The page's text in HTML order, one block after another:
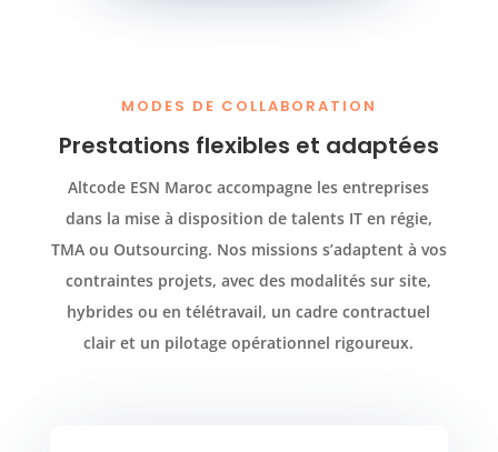
MODES DE COLLABORATION
Prestations flexibles et adaptées
Altcode ESN Maroc accompagne les entreprises
dans la mise à disposition de talents IT en régie,
TMA ou Outsourcing. Nos missions s’adaptent à vos
contraintes projets, avec des modalités sur site,
hybrides ou en télétravail, un cadre contractuel
clair et un pilotage opérationnel rigoureux.